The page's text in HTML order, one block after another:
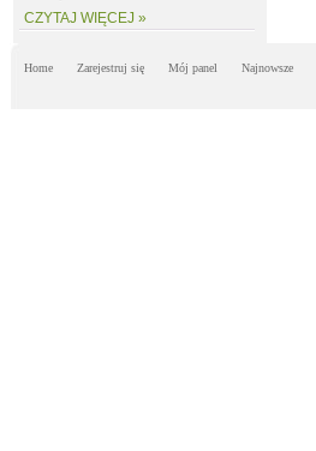
CZYTAJ WIĘCEJ »
Home Zarejestruj się Mój panel Najnowsze